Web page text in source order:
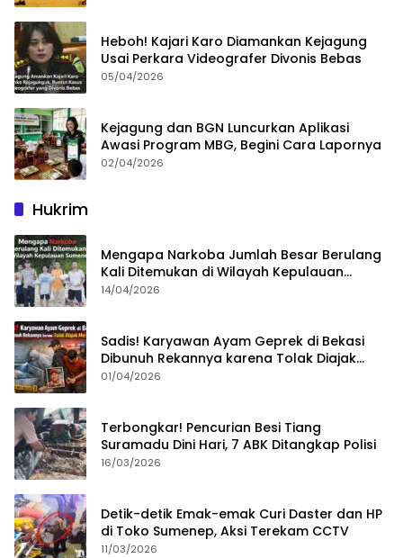
Heboh! Kajari Karo Diamankan Kejagung
Usai Perkara Videografer Divonis Bebas
05/04/2026
Kejagung dan BGN Luncurkan Aplikasi
Awasi Program MBG, Begini Cara Lapornya
02/04/2026
Hukrim
Mengapa Narkoba Jumlah Besar Berulang
Kali Ditemukan di Wilayah Kepulauan
Sumenep?
14/04/2026
Sadis! Karyawan Ayam Geprek di Bekasi
Dibunuh Rekannya karena Tolak Diajak
Merampok Majikan
01/04/2026
Terbongkar! Pencurian Besi Tiang
Suramadu Dini Hari, 7 ABK Ditangkap Polisi
16/03/2026
Detik-detik Emak-emak Curi Daster dan HP
di Toko Sumenep, Aksi Terekam CCTV
11/03/2026